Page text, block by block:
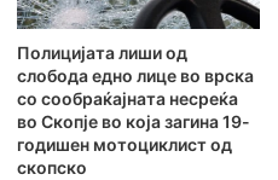
Полицијата лиши од
слобода едно лице во врска
со сообраќајната несреќа
во Скопје во која загина 19-
годишен мотоциклист од
скопско